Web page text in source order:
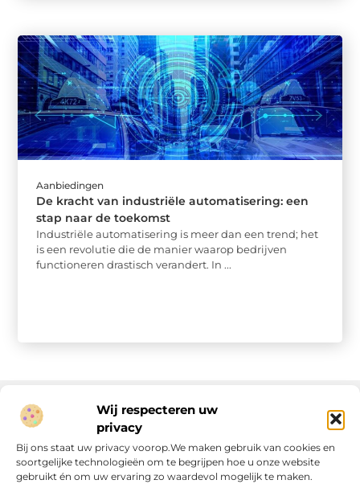
Wij respecteren uw
privacy
Bij ons staat uw privacy voorop.We maken gebruik van cookies en
soortgelijke technologieën om te begrijpen hoe u onze website
gebruikt én om uw ervaring zo waardevol mogelijk te maken.
Aanbiedingen
De kracht van industriële automatisering: een
stap naar de toekomst
Industriële automatisering is meer dan een trend; het
is een revolutie die de manier waarop bedrijven
functioneren drastisch verandert. In ...
Onze informatie